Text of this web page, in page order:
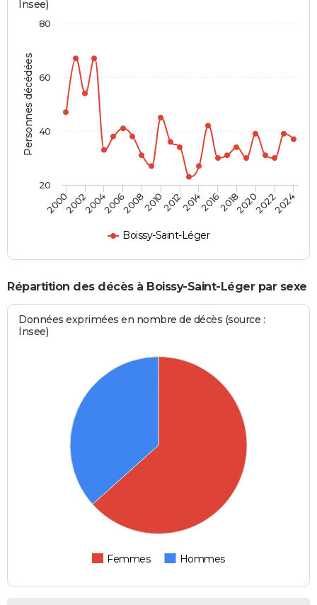
Personnes décédées
Insee)
Boissy-Saint-Léger
2000200220042006200820102012201420162018202020222024
20
40
60
80
Répartition des décès à Boissy-Saint-Léger par sexe
Données exprimées en nombre de décès (source :
Insee)
Femmes Hommes